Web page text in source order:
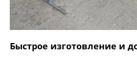
Быстрое изготовление и